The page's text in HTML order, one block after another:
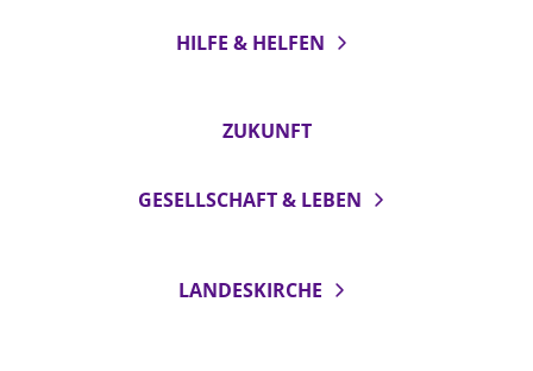
HILFE & HELFEN
ZUKUNFT
GESELLSCHAFT & LEBEN
LANDESKIRCHE